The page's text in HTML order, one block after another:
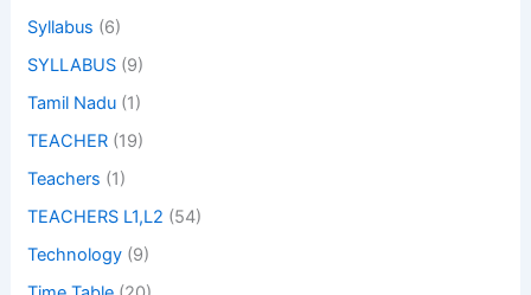
Syllabus (6)
SYLLABUS (9)
Tamil Nadu (1)
TEACHER (19)
Teachers (1)
TEACHERS L1,L2 (54)
Technology (9)